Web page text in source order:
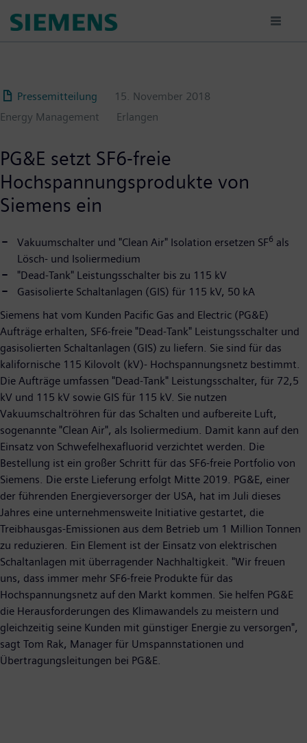
para
Pressemitteilung
15. November 2018
Energy Management
Erlangen
PG&E setzt SF6-freie
Hochspannungsprodukte von
Siemens ein
Vakuumschalter und "Clean Air" Isolation ersetzen SF6 als
Lösch- und Isoliermedium
"Dead-Tank" Leistungsschalter bis zu 115 kV
Gasisolierte Schaltanlagen (GIS) für 115 kV, 50 kA
Siemens hat vom Kunden Pacific Gas and Electric (PG&E)
Aufträge erhalten, SF6-freie "Dead-Tank" Leistungsschalter und
gasisolierten Schaltanlagen (GIS) zu liefern. Sie sind für das
kalifornische 115 Kilovolt (kV)- Hochspannungsnetz bestimmt.
Die Aufträge umfassen "Dead-Tank" Leistungsschalter, für 72,5
kV und 115 kV sowie GIS für 115 kV. Sie nutzen
Vakuumschaltröhren für das Schalten und aufbereite Luft,
sogenannte "Clean Air", als Isoliermedium. Damit kann auf den
Einsatz von Schwefelhexafluorid verzichtet werden. Die
Bestellung ist ein großer Schritt für das SF6-freie Portfolio von
Siemens. Die erste Lieferung erfolgt Mitte 2019. PG&E, einer
der führenden Energieversorger der USA, hat im Juli dieses
Jahres eine unternehmensweite Initiative gestartet, die
Treibhausgas-Emissionen aus dem Betrieb um 1 Million Tonnen
zu reduzieren. Ein Element ist der Einsatz von elektrischen
Schaltanlagen mit überragender Nachhaltigkeit. "Wir freuen
uns, dass immer mehr SF6-freie Produkte für das
Hochspannungsnetz auf den Markt kommen. Sie helfen PG&E
die Herausforderungen des Klimawandels zu meistern und
gleichzeitig seine Kunden mit günstiger Energie zu versorgen",
sagt Tom Rak, Manager für Umspannstationen und
Übertragungsleitungen bei PG&E.